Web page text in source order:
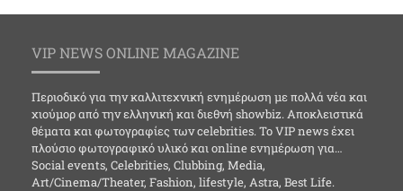
VIP NEWS ONLINE MAGAZINE
Περιοδικό για την καλλιτεχνική ενημέρωση με πολλά νέα και
χιούμορ από την ελληνική και διεθνή showbiz. Αποκλειστικά
θέματα και φωτογραφίες των celebrities. Το VIP news έχει
πλούσιο φωτογραφικό υλικό και online ενημέρωση για…
Social events, Celebrities, Clubbing, Media,
Art/Cinema/Theater, Fashion, lifestyle, Astra, Best Life.